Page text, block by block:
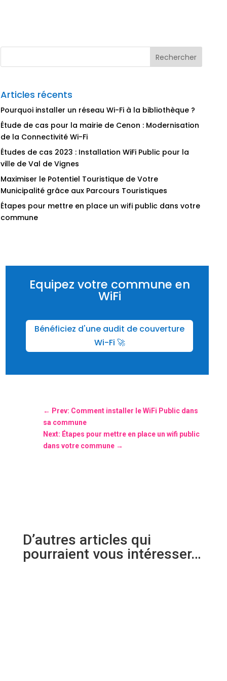
Articles récents
Pourquoi installer un réseau Wi-Fi à la bibliothèque ?
Étude de cas pour la mairie de Cenon : Modernisation
de la Connectivité Wi-Fi
Études de cas 2023 : Installation WiFi Public pour la
ville de Val de Vignes
Maximiser le Potentiel Touristique de Votre
Municipalité grâce aux Parcours Touristiques
Étapes pour mettre en place un wifi public dans votre
commune
Equipez votre commune en
WiFi
Bénéficiez d'une audit de couverture
Wi-Fi 🚀
← Prev: Comment installer le WiFi Public dans
sa commune
Next: Étapes pour mettre en place un wifi public
dans votre commune →
D’autres articles qui
pourraient vous intéresser…